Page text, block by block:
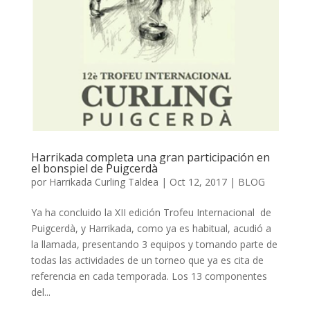
Harrikada completa una gran participación en
el bonspiel de Puigcerdà
por Harrikada Curling Taldea | Oct 12, 2017| BLOG
Ya ha concluido la XII edición Trofeu Internacional de
Puigcerdà, y Harrikada, como ya es habitual, acudió a
la llamada, presentando 3 equipos y tomando parte de
todas las actividades de un torneo que ya es cita de
referencia en cada temporada. Los 13 componentes
del...